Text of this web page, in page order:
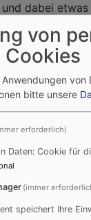
dabei
und
schöne
von
Cookies
bitte unsere
erforderlich)
Daten: Cookie für
(immer
speichert Ihre